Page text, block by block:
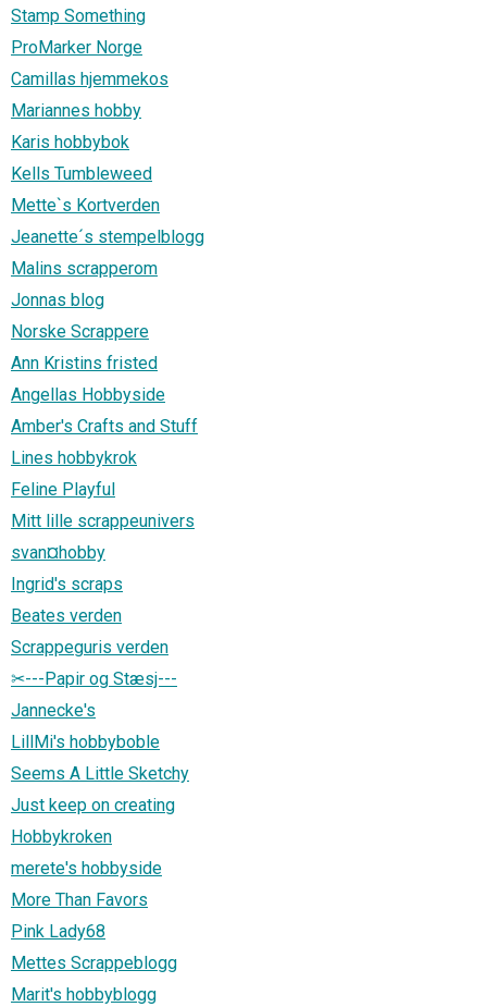
Stamp Something
ProMarker Norge
Camillas hjemmekos
Mariannes hobby
Karis hobbybok
Kells Tumbleweed
Mette`s Kortverden
Jeanette´s stempelblogg
Malins scrapperom
Jonnas blog
Norske Scrappere
Ann Kristins fristed
Angellas Hobbyside
Amber's Crafts and Stuff
Lines hobbykrok
Feline Playful
Mitt lille scrappeunivers
svan¤hobby
Ingrid's scraps
Beates verden
Scrappeguris verden
✂---Papir og Stæsj---
Jannecke's
LillMi's hobbyboble
Seems A Little Sketchy
Just keep on creating
Hobbykroken
merete's hobbyside
More Than Favors
Pink Lady68
Mettes Scrappeblogg
Marit's hobbyblogg